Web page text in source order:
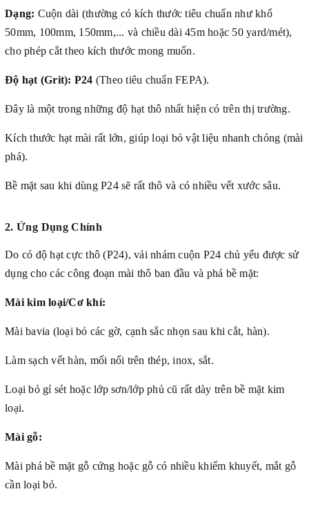
Dạng: Cuộn dài (thường có kích thước tiêu chuẩn như khổ
50mm, 100mm, 150mm,... và chiều dài 45m hoặc 50 yard/mét),
cho phép cắt theo kích thước mong muốn.
Độ hạt (Grit): P24 (Theo tiêu chuẩn FEPA).
Đây là một trong những độ hạt thô nhất hiện có trên thị trường.
Kích thước hạt mài rất lớn, giúp loại bỏ vật liệu nhanh chóng (mài
phá).
Bề mặt sau khi dùng P24 sẽ rất thô và có nhiều vết xước sâu.
2. Ứng Dụng Chính
Do có độ hạt cực thô (P24), vải nhám cuộn P24 chủ yếu được sử
dụng cho các công đoạn mài thô ban đầu và phá bề mặt:
Mài kim loại/Cơ khí:
Mài bavia (loại bỏ các gờ, cạnh sắc nhọn sau khi cắt, hàn).
Làm sạch vết hàn, mối nối trên thép, inox, sắt.
Loại bỏ gỉ sét hoặc lớp sơn/lớp phủ cũ rất dày trên bề mặt kim
loại.
Mài gỗ:
Mài phá bề mặt gỗ cứng hoặc gỗ có nhiều khiếm khuyết, mắt gỗ
cần loại bỏ.